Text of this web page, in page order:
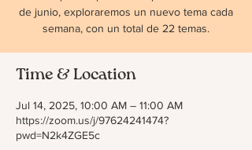
de junio, exploraremos un nuevo tema cada
semana, con un total de 22 temas.
Time & Location
Jul 14, 2025, 10:00 AM – 11:00 AM
https://zoom.us/j/97624241474?
pwd=N2k4ZGE5c